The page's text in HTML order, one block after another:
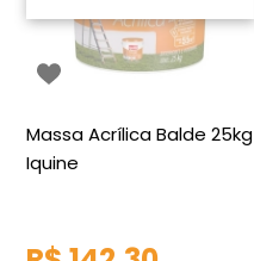
Massa Acrílica Balde 25kg
Iquine